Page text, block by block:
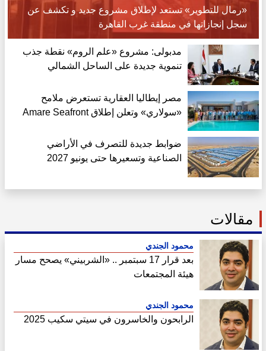
«رمال للتطوير» تستعد لإطلاق مشروع جديد و تكشف عن
سجل إنجازاتها في منطقة غرب القاهرة
مدبولى: مشروع «علم الروم» نقطة جذب
تنموية جديدة على الساحل الشمالي
مصر إيطاليا العقارية تستعرض ملامح
«سولاري» وتعلن إطلاق Amare Seafront
ضوابط جديدة للتصرف في الأراضي
الصناعية وتسعيرها حتى يونيو 2027
مقالات
محمود الجندي
بعد قرار 17 سبتمبر .. «الشربيني» يصحح مسار
هيئة المجتمعات
محمود الجندي
الرابحون والخاسرون في سيتي سكيب 2025